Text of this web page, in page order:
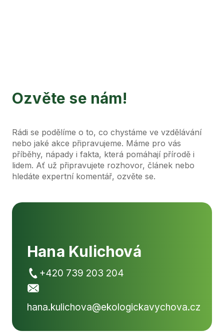
Ozvěte se nám!
Rádi se podělíme o to, co chystáme ve vzdělávání
nebo jaké akce připravujeme. Máme pro vás
příběhy, nápady i fakta, která pomáhají přírodě i
lidem. Ať už připravujete rozhovor, článek nebo
hledáte expertní komentář, ozvěte se.
Hana Kulichová
+420 739 203 204
hana.kulichova@ekologickavychova.cz